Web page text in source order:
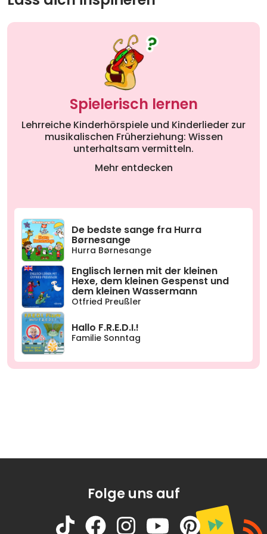
20Unterwegs - Teil 03
Unterwegs - Teil 04
Unterwegs - Teil 05
Unterwegs - Teil 06
Spielerisch lernen
Lehrreiche Kinderhörspiele und Kinderlieder zur
musikalischen Früherziehung: Wissen
unterhaltsam vermitteln.
Mehr entdecken
De bedste sange fra Hurra
Børnesange
Hurra Børnesange
Englisch lernen mit der kleinen
Hexe, dem kleinen Gespenst und
dem kleinen Wassermann
Otfried Preußler
Hallo F.R.E.D.I.!
Familie Sonntag
Folge uns auf